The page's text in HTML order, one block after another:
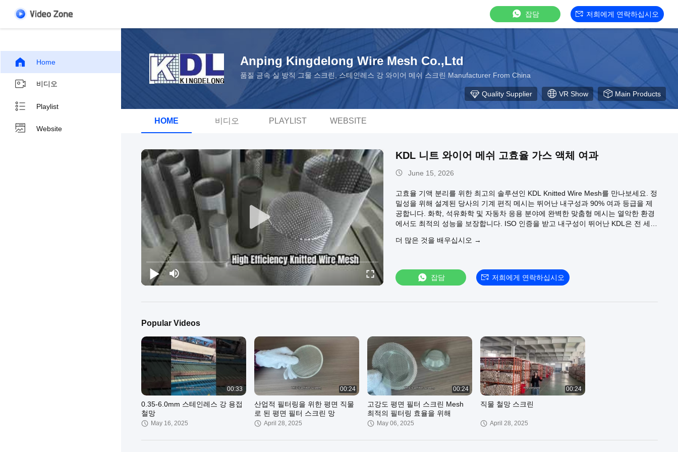
잡담 저희에게 연락하십시오
Home
비디오
Playlist
Website
Anping Kingdelong Wire Mesh Co.,Ltd
품질 금속 실 방직 그물 스크린, 스테인레스 강 와이어 메쉬 스크린 Manufacturer From China
Quality Supplier VR Show Main Products
HOME 비디오 PLAYLIST WEBSITE
KDL 니트 와이어 메쉬 고효율 가스 액체 여과
June 15, 2026
고효율 기액 분리를 위한 최고의 솔루션인 KDL Knitted Wire Mesh를 만나보세요. 정
밀성을 위해 설계된 당사의 기계 편직 메시는 뛰어난 내구성과 90% 여과 등급을 제
공합니다. 화학, 석유화학 및 자동차 응용 분야에 완벽한 맞춤형 메시는 열악한 환경
에서도 최적의 성능을 보장합니다. ISO 인증을 받고 내구성이 뛰어난 KDL은 전 세계
맞춤형 제품이 필요하십니까? 전문적인 엔지니어링 지원과 빠른 배송을 원하시면 지
더 많은 것을 배우십시오 →
잡담 저희에게 연락하십시오
Popular Videos
00:33
0.35-6.0mm 스테인레스 강 용접
철망
May 16, 2025
00:24
산업적 필터링을 위한 평면 직물
로 된 평면 필터 스크린 망
April 28, 2025
00:24
고강도 평면 필터 스크린 Mesh
최적의 필터링 효율을 위해
May 06, 2025
00:24
직물 철망 스크린
April 28, 2025